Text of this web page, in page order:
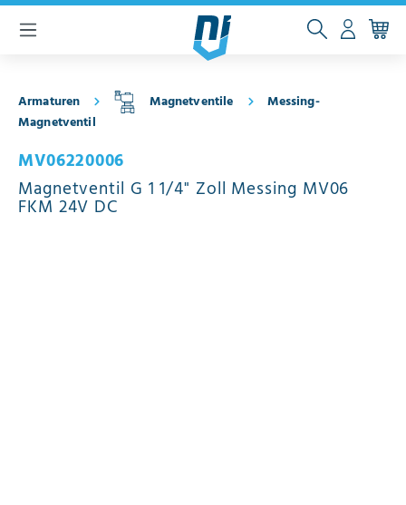
springen
Armaturen Magnetventile
Messing-
Magnetventil
MV06220006
Magnetventil G 1 1/4" Zoll Messing MV06
FKM 24V DC